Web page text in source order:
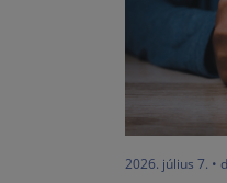
2026. július 7. •